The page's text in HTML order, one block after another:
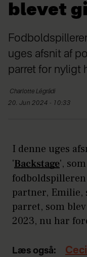
blevet
uges afsnit af
parret for nyligt
Charlotte Légrádi
20. Jun 2024 - 10:33
I denne uges
'Backstage',
partner, Emilie,
parret, som
2023, nu har
Læs også: